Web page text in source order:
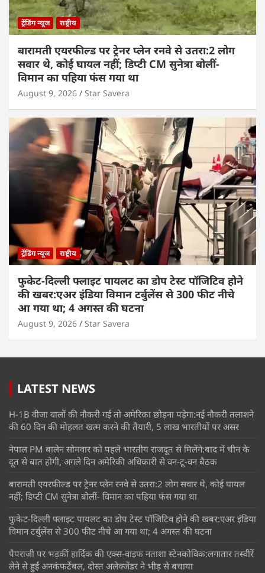
ट्रेंडिंग न्यूज राष्ट्रीय
बारामती एयरफील्ड पर ट्रेनर प्लेन रनवे से उतरा:2 लोग
सवार थे, कोई घायल नहीं; डिप्टी CM सुनेत्रा बोलीं-
विमान का पहिया फंस गया था
August 9, 2026 Star Savera
ट्रेंडिंग न्यूज राष्ट्रीय
फुकेट-दिल्ली फ्लाइट पायलट का डोप टेस्ट पॉजिटिव होने
की खबर:एअर इंडिया विमान टर्बुलेंस से 300 फीट नीचे
आ गया था; 4 अगस्त की घटना
August 9, 2026 Star Savera
LATEST NEWS
H-1B वीजा वालों की नौकरी गई तो अमेरिका छोड़ना पड़ेगा:नई नौकरी तलाशने
की 60 दिन की मोहलत खत्म करने की तैयारी, 5 लाख भारतीयों पर असर
नेपाल PM बालेन सोमवार को पहले भारतीय राजदूत से मिलेंगे:बाद में चीन के
दूत से बात होगी, अगले दिन अमेरिकी अधिकारी से वन-टू-वन बैठक
बारामती एयरफील्ड पर ट्रेनर प्लेन रनवे से उतरा:2 लोग सवार थे, कोई घायल
नहीं; डिप्टी CM सुनेत्रा बोलीं- विमान का पहिया फंस गया था
फुकेट-दिल्ली फ्लाइट पायलट का डोप टेस्ट पॉजिटिव होने की खबर:एअर इंडिया
विमान टर्बुलेंस से 300 फीट नीचे आ गया था; 4 अगस्त की घटना
पैपराजी पर भड़कीं हार्दिक की एक्स-वाइफ नताशा स्टेनकोविक:लगातार तस्वीरें
लेने से हुईं अनकंफर्टेबल, दोस्त अलेक्जेंडर ने भीड़ से बचाया